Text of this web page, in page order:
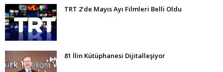
TRT 2’de Mayıs Ayı Filmleri Belli Oldu
81 İlin Kütüphanesi Dijitalleşiyor